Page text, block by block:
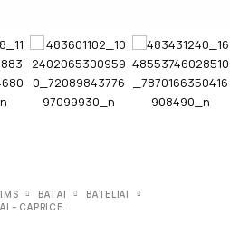
BATAI
BATELIAI
– CAPRICE.